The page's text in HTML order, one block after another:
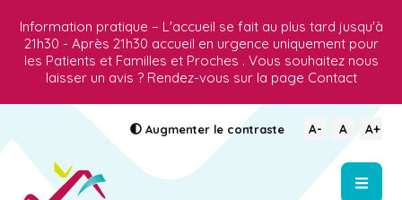
Information pratique – L'accueil se fait au plus tard jusqu'à
21h30 - Après 21h30 accueil en urgence uniquement pour
les Patients et Familles et Proches . Vous souhaitez nous
laisser un avis ? Rendez-vous sur la page Contact
Augmenterle contraste A- A A+